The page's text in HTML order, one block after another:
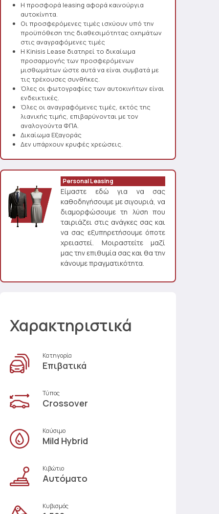
Η προσφορά leasing αφορά καινούργια
αυτοκίνητα.
Οι προσφερόμενες τιμές ισχύουν υπό την
προϋπόθεση της διαθεσιμότητας οχημάτων
στις αναγραφόμενες τιμές
Η Kinisis Lease διατηρεί το δικαίωμα
προσαρμογής των προσφερόμενων
μισθωμάτων ώστε αυτά να είναι συμβατά με
τις τρέχουσες συνθήκες.
Όλες οι φωτογραφίες των αυτοκινήτων είναι
ενδεικτικές.
Όλες οι αναγραφόμενες τιμές, εκτός της
λιανικής τιμής, επιβαρύνονται με τον
αναλογούντα ΦΠΑ.
Δικαίωμα Εξαγοράς
Δεν υπάρχουν κρυφές χρεώσεις.
Personal Leasing
Είμαστε εδώ για να σας
καθοδηγήσουμε με σιγουριά, να
διαμορφώσουμε τη λύση που
ταιριάζει στις ανάγκες σας και
να σας εξυπηρετήσουμε όποτε
χρειαστεί. Μοιραστείτε μαζί
μας την επιθυμία σας και θα την
κάνουμε πραγματικότητα.
Χαρακτηριστικά
Κατηγορία
Επιβατικά
Τύπος
Crossover
Καύσιμο
Mild Hybrid
Κιβώτιο
Αυτόματο
Κυβισμός